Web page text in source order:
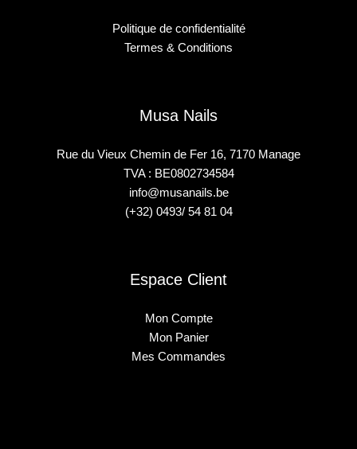
Politique de confidentialité
Termes & Conditions
Musa Nails
Rue du Vieux Chemin de Fer 16, 7170 Manage
TVA : BE0802734584
info@musanails.be
(+32) 0493/ 54 81 04
Espace Client
Mon Compte
Mon Panier
Mes Commandes